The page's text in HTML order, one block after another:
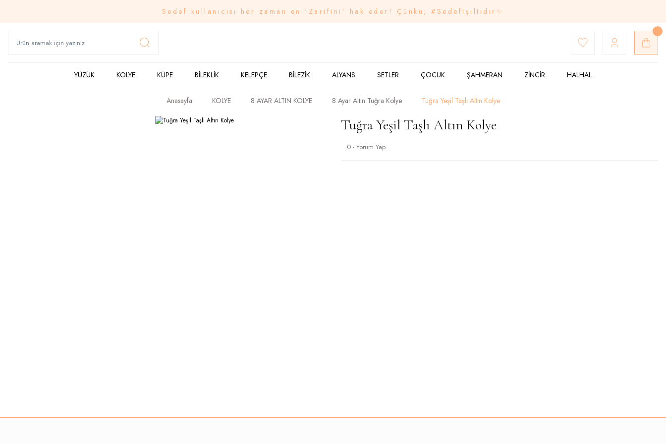
Sedef kullanıcısı her zaman en ‘Zarifini’ hak eder! Çünkü; #SedefIşıltıdır✨
YÜZÜK KOLYE KÜPE BİLEKLİK KELEPÇE BİLEZİK ALYANS SETLER ÇOCUK ŞAHMERAN ZİNCİR HALHAL
Anasayfa KOLYE 8 AYAR ALTIN KOLYE 8 Ayar Altın Tuğra Kolye Tuğra Yeşil Taşlı Altın Kolye
Tuğra Yeşil Taşlı Altın Kolye
0 - Yorum Yap